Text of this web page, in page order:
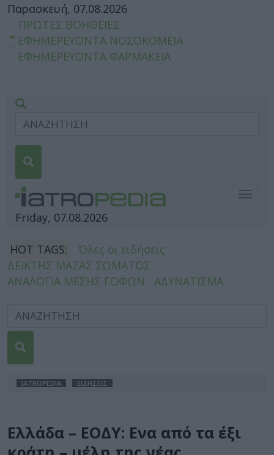
Παρασκευή, 07.08.2026
ΠΡΩΤΕΣ ΒΟΗΘΕΙΕΣ
ΕΦΗΜΕΡΕΥΟΝΤΑ ΝΟΣΟΚΟΜΕΙΑ
ΕΦΗΜΕΡΕΥΟΝΤΑ ΦΑΡΜΑΚΕΙΑ
Friday, 07.08.2026
HOT TAGS:
Όλες οι ειδήσεις
ΔΕΙΚΤΗΣ ΜΑΖΑΣ ΣΩΜΑΤΟΣ
ΑΝΑΛΟΓΙΑ ΜΕΣΗΣ ΓΟΦΩΝ
ΑΔΥΝΑΤΙΣΜΑ
IATROPEDIA ΕΙΔΗΣΕΙΣ
Ελλάδα – ΕΟΔΥ: Eνα από τα έξι